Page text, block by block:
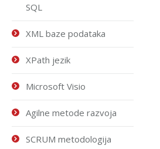
SQL
XML baze podataka
XPath jezik
Microsoft Visio
Agilne metode razvoja
SCRUM metodologija